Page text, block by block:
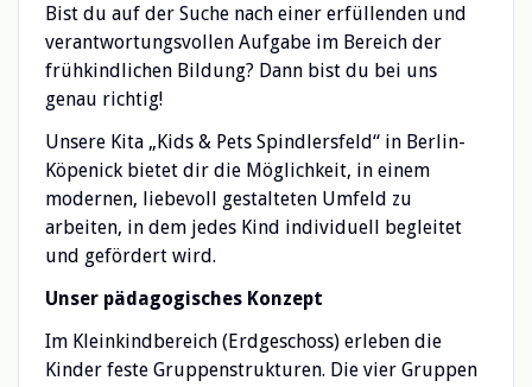
Bist du auf der Suche nach einer erfüllenden und
verantwortungsvollen Aufgabe im Bereich der
frühkindlichen Bildung? Dann bist du bei uns
genau richtig!
Unsere Kita „Kids & Pets Spindlersfeld“ in Berlin-
Köpenick bietet dir die Möglichkeit, in einem
modernen, liebevoll gestalteten Umfeld zu
arbeiten, in dem jedes Kind individuell begleitet
und gefördert wird.
Unser pädagogisches Konzept
Im Kleinkindbereich (Erdgeschoss) erleben die
Kinder feste Gruppenstrukturen. Die vier Gruppen